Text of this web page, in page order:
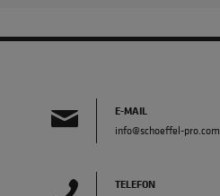
E-MAIL
info@schoeffel-pro.com
TELEFON